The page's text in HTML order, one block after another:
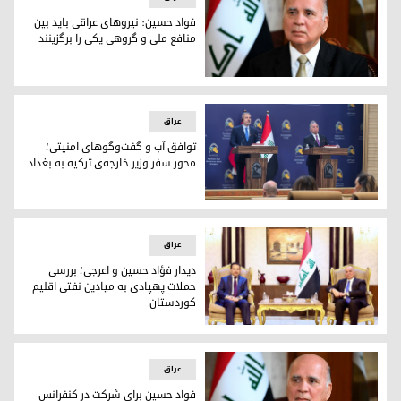
فواد حسین وزیر امور خارجه‌ی عراق
فواد حسین: نیروهای عراقی باید بین
منافع ملی و گروهی یکی را برگزینند
توافق آب و گفت‌وگوهای امنیتی؛ محور سفر وزیر خارجه‌ی ترکیه
عراق
توافق آب و گفت‌وگوهای امنیتی؛
محور سفر وزیر خارجه‌ی ترکیه به بغداد
دیدار فؤاد حسین و اعرجی؛ بررسی حملات پهپادی به میادین
عراق
دیدار فؤاد حسین و اعرجی؛ بررسی
حملات پهپادی به میادین نفتی اقلیم
کوردستان
عراق
فواد حسین برای شرکت در کنفرانس